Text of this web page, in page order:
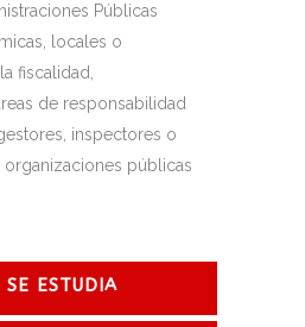
Públicas
locales o
fiscalidad,
de responsabilidad
inspectores o
organizaciones públicas
SE ESTUDIA